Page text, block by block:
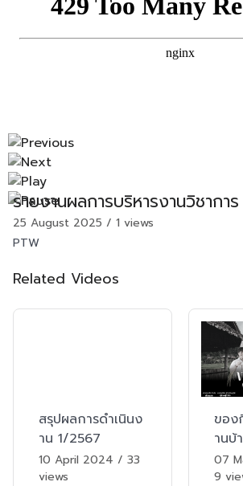
รายงานผลการบริหารงานวิชากา
25 August 2025 / 1 views
PTW
Related Videos
สรุปผลการดำเนินง
าน 1/2567
10 April 2024 / 33
views
ของ
านบ้
07
9